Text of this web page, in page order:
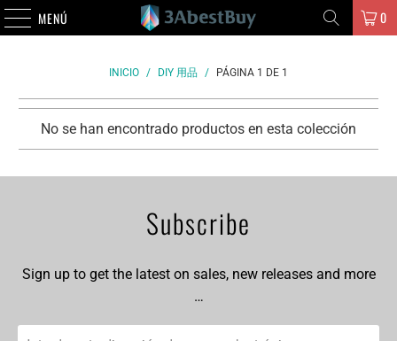
MENÚ 0
INICIO / DIY 用品 / PÁGINA 1 DE 1
No se han encontrado productos en esta colección
Subscribe
Sign up to get the latest on sales, new releases and more
…